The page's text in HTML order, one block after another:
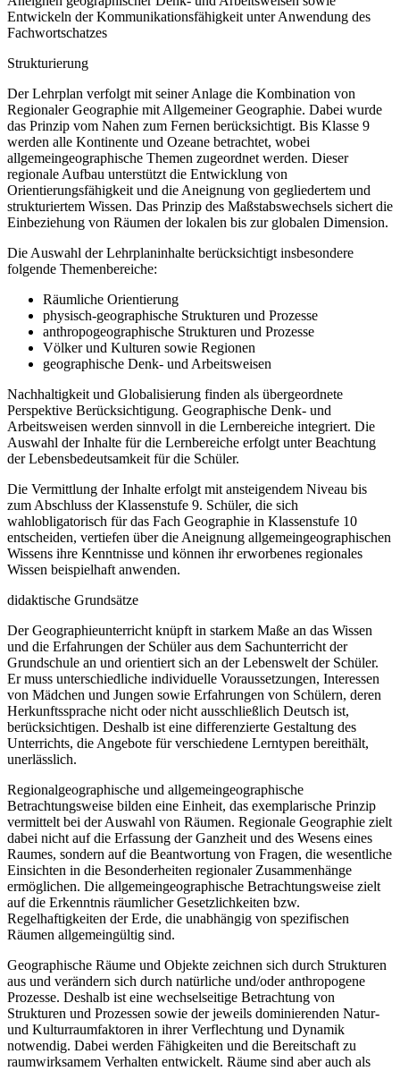
Entwickeln der Kommunikationsfähigkeit unter Anwendung des
Fachwortschatzes
Strukturierung
Der Lehrplan verfolgt mit seiner Anlage die Kombination von
Regionaler Geographie mit Allgemeiner Geographie. Dabei wurde
das Prinzip vom Nahen zum Fernen berücksichtigt. Bis Klasse 9
werden alle Kontinente und Ozeane betrachtet, wobei
allgemeingeographische Themen zugeordnet werden. Dieser
regionale Aufbau unterstützt die Entwicklung von
Orientierungsfähigkeit und die Aneignung von gegliedertem und
strukturiertem Wissen. Das Prinzip des Maßstabswechsels sichert die
Einbeziehung von Räumen der lokalen bis zur globalen Dimension.
Die Auswahl der Lehrplaninhalte berücksichtigt insbesondere
folgende Themenbereiche:
Räumliche Orientierung
physisch-geographische Strukturen und Prozesse
anthropogeographische Strukturen und Prozesse
Völker und Kulturen sowie Regionen
geographische Denk- und Arbeitsweisen
Nachhaltigkeit und Globalisierung finden als übergeordnete
Perspektive Berücksichtigung. Geographische Denk- und
Arbeitsweisen werden sinnvoll in die Lernbereiche integriert. Die
Auswahl der Inhalte für die Lernbereiche erfolgt unter Beachtung
der Lebensbedeutsamkeit für die Schüler.
Die Vermittlung der Inhalte erfolgt mit ansteigendem Niveau bis
zum Abschluss der Klassenstufe 9. Schüler, die sich
wahlobligatorisch für das Fach Geographie in Klassenstufe 10
entscheiden, vertiefen über die Aneignung allgemeingeographischen
Wissens ihre Kenntnisse und können ihr erworbenes regionales
Wissen beispielhaft anwenden.
didaktische Grundsätze
Der Geographieunterricht knüpft in starkem Maße an das Wissen
und die Erfahrungen der Schüler aus dem Sachunterricht der
Grundschule an und orientiert sich an der Lebenswelt der Schüler.
Er muss unterschiedliche individuelle Voraussetzungen, Interessen
von Mädchen und Jungen sowie Erfahrungen von Schülern, deren
Herkunftssprache nicht oder nicht ausschließlich Deutsch ist,
berücksichtigen. Deshalb ist eine differenzierte Gestaltung des
Unterrichts, die Angebote für verschiedene Lerntypen bereithält,
unerlässlich.
Regionalgeographische und allgemeingeographische
Betrachtungsweise bilden eine Einheit, das exemplarische Prinzip
vermittelt bei der Auswahl von Räumen. Regionale Geographie zielt
dabei nicht auf die Erfassung der Ganzheit und des Wesens eines
Raumes, sondern auf die Beantwortung von Fragen, die wesentliche
Einsichten in die Besonderheiten regionaler Zusammenhänge
ermöglichen. Die allgemeingeographische Betrachtungsweise zielt
auf die Erkenntnis räumlicher Gesetzlichkeiten bzw.
Regelhaftigkeiten der Erde, die unabhängig von spezifischen
Räumen allgemeingültig sind.
Geographische Räume und Objekte zeichnen sich durch Strukturen
aus und verändern sich durch natürliche und/oder anthropogene
Prozesse. Deshalb ist eine wechselseitige Betrachtung von
Strukturen und Prozessen sowie der jeweils dominierenden Natur-
und Kulturraumfaktoren in ihrer Verflechtung und Dynamik
notwendig. Dabei werden Fähigkeiten und die Bereitschaft zu
raumwirksamem Verhalten entwickelt. Räume sind aber auch als